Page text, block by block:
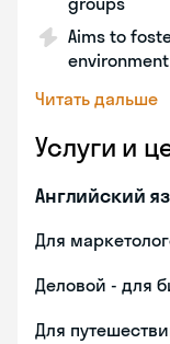
Aims to
environment
Читать дальше
Услуги и
Английский
Для
Деловой - для
Для